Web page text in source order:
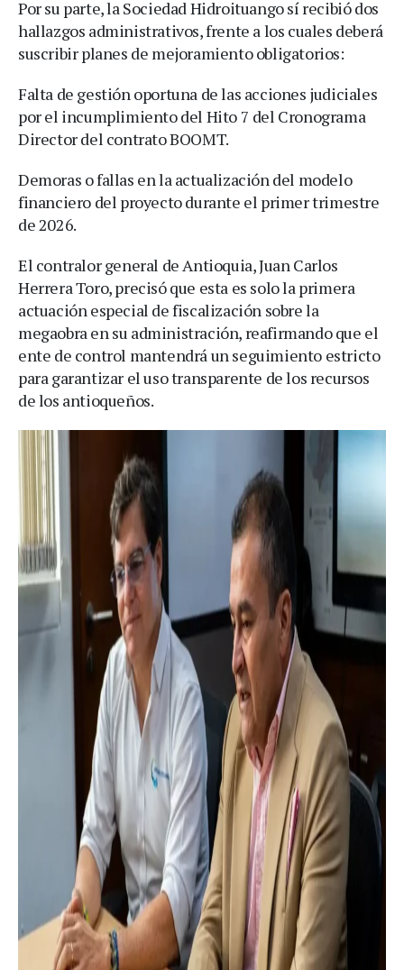
Por su parte, la Sociedad Hidroituango sí recibió dos
hallazgos administrativos, frente a los cuales deberá
suscribir planes de mejoramiento obligatorios:
Falta de gestión oportuna de las acciones judiciales
por el incumplimiento del Hito 7 del Cronograma
Director del contrato BOOMT.
Demoras o fallas en la actualización del modelo
financiero del proyecto durante el primer trimestre
de 2026.
El contralor general de Antioquia, Juan Carlos
Herrera Toro, precisó que esta es solo la primera
actuación especial de fiscalización sobre la
megaobra en su administración, reafirmando que el
ente de control mantendrá un seguimiento estricto
para garantizar el uso transparente de los recursos
de los antioqueños.